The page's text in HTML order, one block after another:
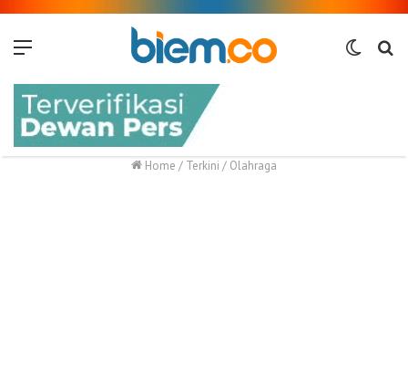
Switch
Home / Terkini / Olahraga